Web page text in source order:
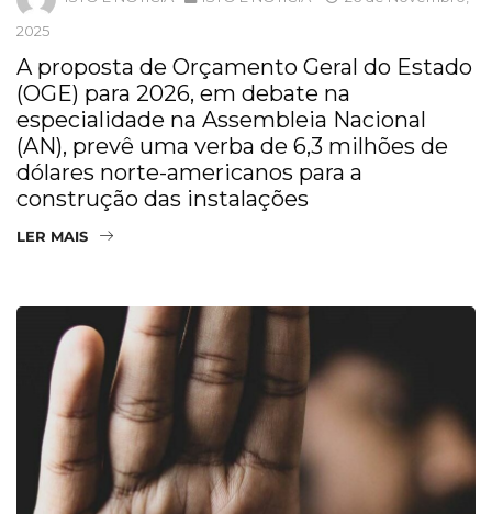
2025
A proposta de Orçamento Geral do Estado
(OGE) para 2026, em debate na
especialidade na Assembleia Nacional
(AN), prevê uma verba de 6,3 milhões de
dólares norte-americanos para a
construção das instalações
LER MAIS